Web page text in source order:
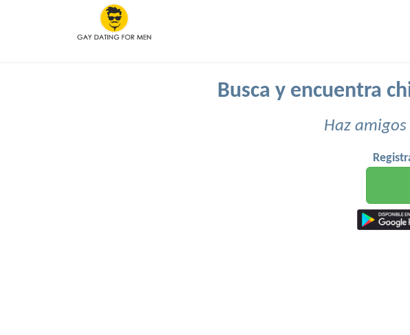
Busca y encuentra
Haz